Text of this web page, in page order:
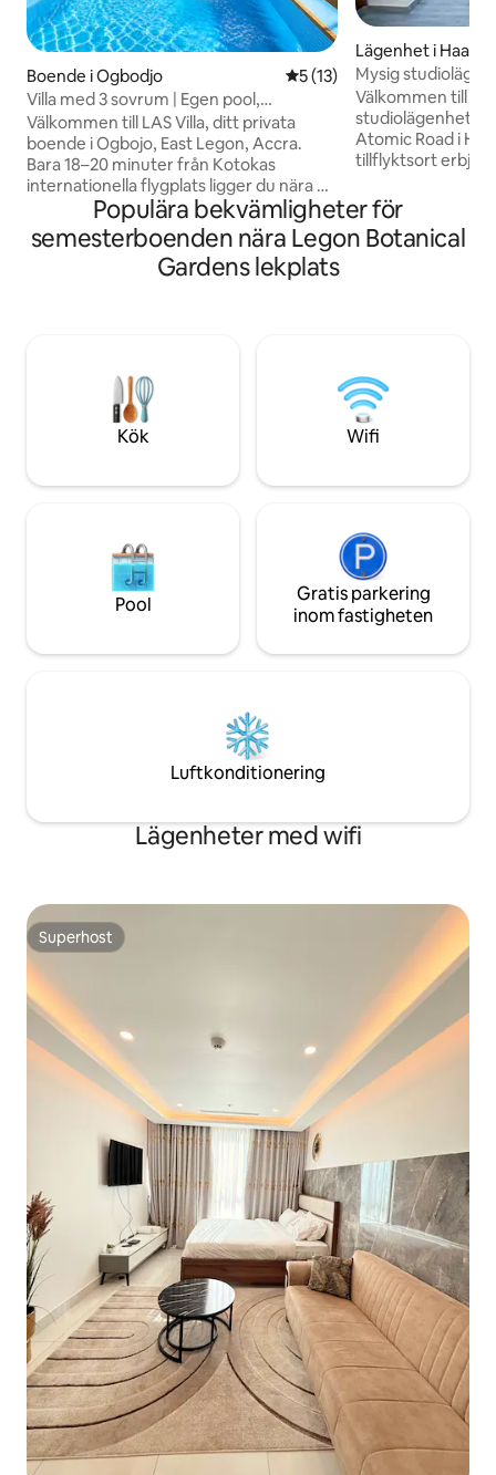
Boende i Ogbodjo 5 av 5 i genomsnittligt
5 (13)
Villa med 3 sovrum | Egen pool,
reservström | East Legon
Välkommen till LAS Villa, ditt privata
boende i Ogbojo, East Legon, Accra.
Bara 18–20 minuter från Kotokas
internationella flygplats ligger du nära de
bästa restaurangerna, affärerna och
nattlivet. Villan har tre rymliga sovrum
med badrum, modern inredning och en
privat pool. Pålitlig reservström
tillgänglig på begäran för en mer
personlig och lyxig upplevelse.
Lägenhet i Haatso
Mysig
Välkommen till
studiolägenhet
Atomic Road i
tillflyktsort
vilket ger en
vistelse. Med
inredning,
vistelse!
Populära bekvämligheter för
semesterboenden nära Legon Botanical
Gardens lekplats
Kök Wifi
Pool
Gratis parkering
inom fastigheten
Luftkonditionering
Lägenheter med wifi
Superhost
Superhost